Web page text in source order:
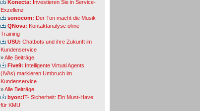
Konecta: Investieren Sie in Service-
Exzellenz
sonocom: Der Ton macht die Musik
QNova: Kontaktanalyse ohne
Training
USU: Chatbots und ihre Zukunft im
Kundenservice
»Alle Beiträge
Five9: Intelligente Virtual Agents
(IVAs) markieren Umbruch im
Kundenservice
»Alle Beiträge
byon:IT- Sicherheit: Ein Must-Have
für KMU